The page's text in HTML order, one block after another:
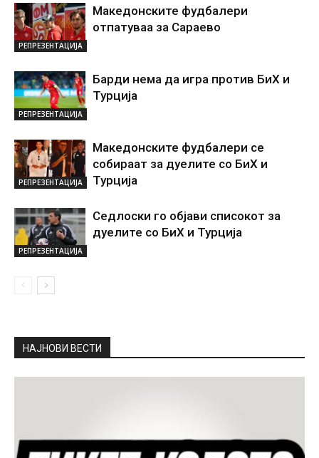
РЕПРЕЗЕНТАЦИЈА
Македонските фудбалери
отпатуваа за Сараево
РЕПРЕЗЕНТАЦИЈА
Барди нема да игра против БиХ и
Турција
РЕПРЕЗЕНТАЦИЈА
Македонските фудбалери се
собираат за дуелите со БиХ и
Турција
РЕПРЕЗЕНТАЦИЈА
Седлоски го објави списокот за
дуелите со БиХ и Турција
НАЈНОВИ ВЕСТИ